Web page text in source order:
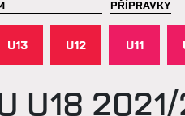
PŘÍPRAVKY
U13 U12 U11
U18